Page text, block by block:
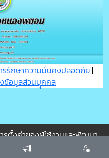
รรักษาความมั่นคงปลอดภัย|
ข้อมูลส่วนบุุคคล
รตั้งค่าของผู้ใช้งานและพัฒนา
ณให้ดียิ่งขึ้น